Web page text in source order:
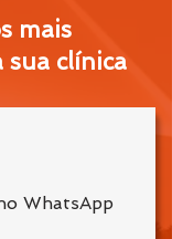
mais
sua clínica
WhatsApp